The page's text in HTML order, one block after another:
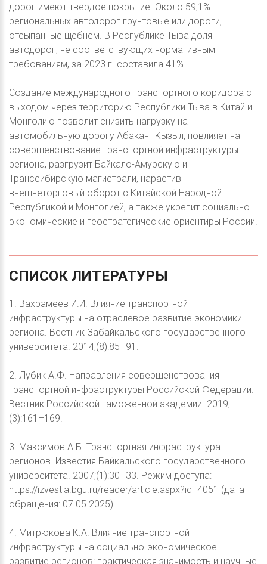
дорог имеют твердое покрытие. Около 59,1%
региональных автодорог грунтовые или дороги,
отсыпанные щебнем. В Республике Тыва доля
автодорог, не соответствующих нормативным
требованиям, за 2023 г. составила 41%.
Создание международного транспортного коридора с
выходом через территорию Республики Тыва в Китай и
Монголию позволит снизить нагрузку на
автомобильную дорогу Абакан–Kызыл, повлияет на
совершенствование транспортной инфраструктуры
региона, разгрузит Байкало-Амурскую и
Транссибирскую магистрали, нарастив
внешнеторговый оборот с Китайской Народной
Республикой и Монголией, а также укрепит социально-
экономические и геостратегические ориентиры России.
СПИСОК ЛИТЕРАТУРЫ
1. Вахрамеев И.И. Влияние транспортной
инфраструктуры на отраслевое развитие экономики
региона. Вестник Забайкальского государственного
университета. 2014;(8):85–91.
2. Лубик А.Ф. Направления совершенствования
транспортной инфраструктуры Российской Федерации.
Вестник Российской таможенной академии. 2019;
(3):161–169.
3. Максимов А.Б. Транспортная инфраструктура
регионов. Известия Байкальского государственного
университета. 2007;(1):30–33. Режим доступа:
https://izvestia.bgu.ru/reader/article.aspx?id=4051 (дата
обращения: 07.05.2025).
4. Митрюкова К.А. Влияние транспортной
инфраструктуры на социально-экономическое
развитие регионов: практическая значимость и научные